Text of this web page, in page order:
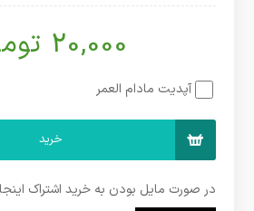
20,000 تومان
آپدیت مادام العمر
خرید
در صورت مایل بودن به خرید اشتراک